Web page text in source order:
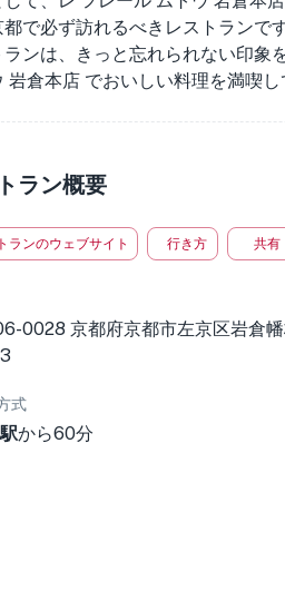
都で必ず訪れるべきレストランで
ランは、きっと忘れられない印象
岩倉本店 でおいしい料理を満喫
ラン概要
ランのウェブサイト 行き方 共有
0028 京都府京都市左京区岩倉
式
から60分